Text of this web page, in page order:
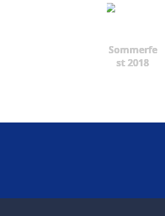
Sommerfe
st 2018